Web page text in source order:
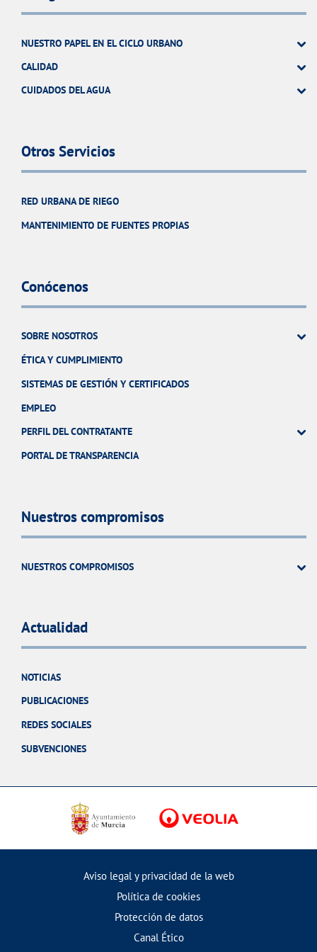
NUESTRO PAPEL EN EL CICLO URBANO
CALIDAD
CUIDADOS DEL AGUA
Otros Servicios
RED URBANA DE RIEGO
MANTENIMIENTO DE FUENTES PROPIAS
Conócenos
SOBRE NOSOTROS
ÉTICA Y CUMPLIMIENTO
SISTEMAS DE GESTIÓN Y CERTIFICADOS
EMPLEO
PERFIL DEL CONTRATANTE
PORTAL DE TRANSPARENCIA
Nuestros compromisos
NUESTROS COMPROMISOS
Actualidad
NOTICIAS
PUBLICACIONES
REDES SOCIALES
SUBVENCIONES
Aviso legal y privacidad de la web
Política de cookies
Protección de datos
Canal Ético